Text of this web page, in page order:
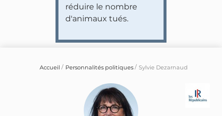
réduire le nombre
d'animaux tués.
Accueil Personnalités politiques Sylvie Dezarnaud